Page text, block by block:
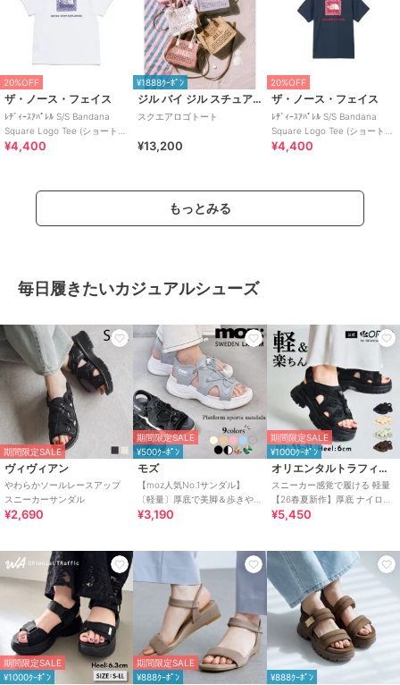
20%OFF
ザ・ノース・フェイス
ﾚﾃﾞｨｰｽｱﾊﾟﾚﾙ S/S Bandana
Square Logo Tee (ショートス
リーブバンダナスクエアロゴ
¥4,400
¥1888ｸｰﾎﾟﾝ
ジル バイ ジル スチュアート
スクエアロゴトート
¥13,200
20%OFF
ザ・ノース・フェイス
ﾚﾃﾞｨｰｽｱﾊﾟﾚﾙ S/S Bandana
Square Logo Tee (ショートス
リーブバンダナスクエアロゴ
¥4,400
もっとみる
毎日履きたいカジュアルシューズ
期間限定SALE
ヴィヴィアン
やわらかソールレースアップ
スニーカーサンダル
¥2,690
期間限定SALE
¥500ｸｰﾎﾟﾝ
モズ
【moz人気No.1サンダル】
〔軽量〕厚底で美脚＆歩きや
すい！疲れにくいフィット感
¥3,190
期間限定SALE
¥1000ｸｰﾎﾟﾝ
オリエンタルトラフィック
スニーカー感覚で履ける 軽量
【26春夏新作】厚底 ナイロン
スポーツサンダル /OT3232
¥5,450
期間限定SALE
¥1000ｸｰﾎﾟﾝ
期間限定SALE
¥888ｸｰﾎﾟﾝ
¥888ｸｰﾎﾟﾝ